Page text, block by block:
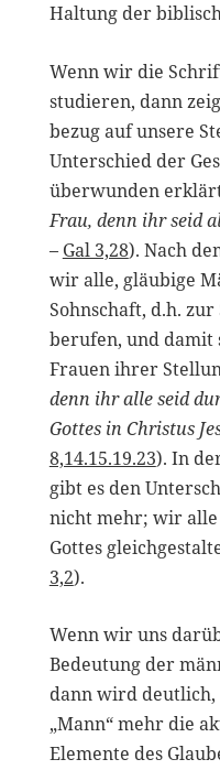
Haltung der
Wenn wir die
studieren, dann
bezug auf unsere
Unterschied der
überwunden
Frau, denn ihr seid
– Gal 3,28). Nach
wir alle, gläubige
Sohnschaft, d.h.
berufen, und damit
Frauen ihrer
denn ihr alle seid
Gottes in Christus
8,14.15.19.23). In
gibt es den
nicht mehr; wir alle
Gottes
3,2).
Wenn wir uns
Bedeutung der
dann wird deutlich,
„Mann“ mehr die
Elemente des